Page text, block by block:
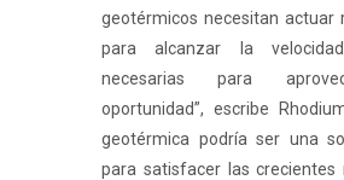
geotérmicos necesitan actuar
para alcanzar la
necesarias para
oportunidad”, escribe
geotérmica podría ser una
para satisfacer las crecientes